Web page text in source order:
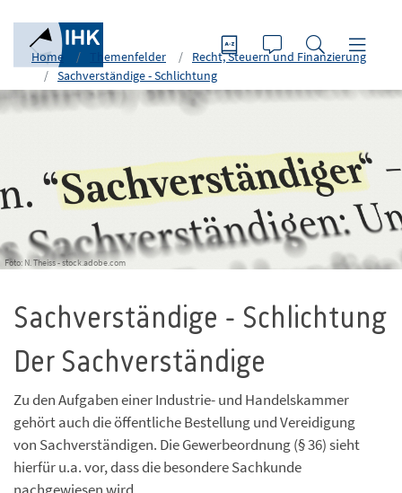
Home Themenfelder
Recht, Steuern und Finanzierung
Sachverständige - Schlichtung
Foto: N. Theiss - stock.adobe.com
Sachverständige - Schlichtung
Der Sachverständige
Zu den Aufgaben einer Industrie- und Handelskammer
gehört auch die öffentliche Bestellung und Vereidigung
von Sachverständigen. Die Gewerbeordnung (§ 36) sieht
hierfür u.a. vor, dass die besondere Sachkunde